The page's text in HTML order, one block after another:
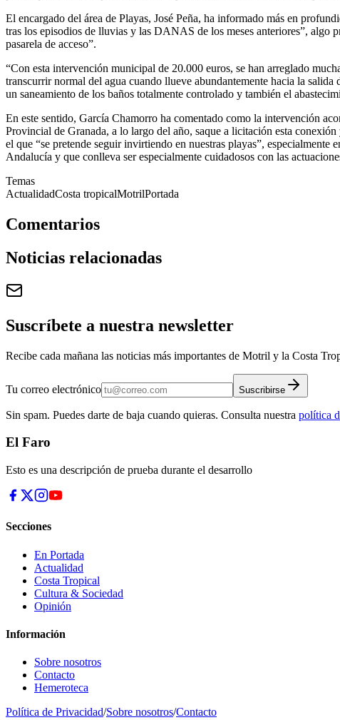
El encargado del área de Playas, José Peña, ha informado más en
tras los episodios de lluvias y las DANAS de los meses anteriores”, algo
pasarela de acceso”.
“Con esta intervención municipal de 20.000 euros, se han arreglado
transcurrir normal del agua cuando llueve abundantemente hacia la
un saneamiento de los baños totalmente controlado y también el
En este sentido, García Chamorro ha comentado como la intervención
Provincial de Granada, a lo largo del año, saque a licitación esta
el que “se pretende seguir invirtiendo en nuestras playas”,
Andalucía y que conlleva ser especialmente cuidadosos con las
Temas
ActualidadCosta tropicalMotrilPortada
Comentarios
Noticias relacionadas
Suscríbete a nuestra newsletter
Recibe cada mañana las noticias más importantes de Motril y la Costa
Tu correo electrónico Suscribirse
Sin spam. Puedes darte de baja cuando quieras. Consulta nuestra política
El Faro
Esto es una descripción de prueba durante el desarrollo
Secciones
En Portada
Actualidad
Costa Tropical
Cultura & Sociedad
Opinión
Información
Sobre nosotros
Contacto
Hemeroteca
Política de Privacidad/Sobre nosotros/Contacto